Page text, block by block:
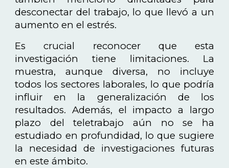
desconectar del trabajo, lo que llevó a un
aumento en el estrés.
Es crucial reconocer que esta
investigación tiene limitaciones. La
muestra, aunque diversa, no incluye
todos los sectores laborales, lo que podría
influir en la generalización de los
resultados. Además, el impacto a largo
plazo del teletrabajo aún no se ha
estudiado en profundidad, lo que sugiere
la necesidad de investigaciones futuras
en este ámbito.